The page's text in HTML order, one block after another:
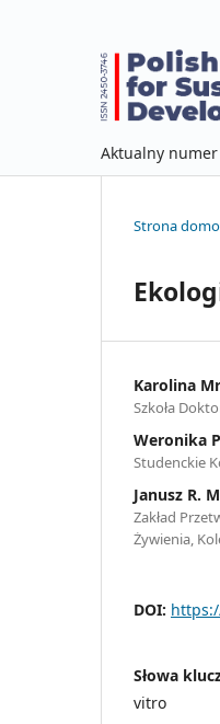
Aktualny numer
Strona
Karolina
Szkoła
Weronika
Studenckie
Janusz R.
Zakład
Żywienia,
DOI:
Słowa
vitro